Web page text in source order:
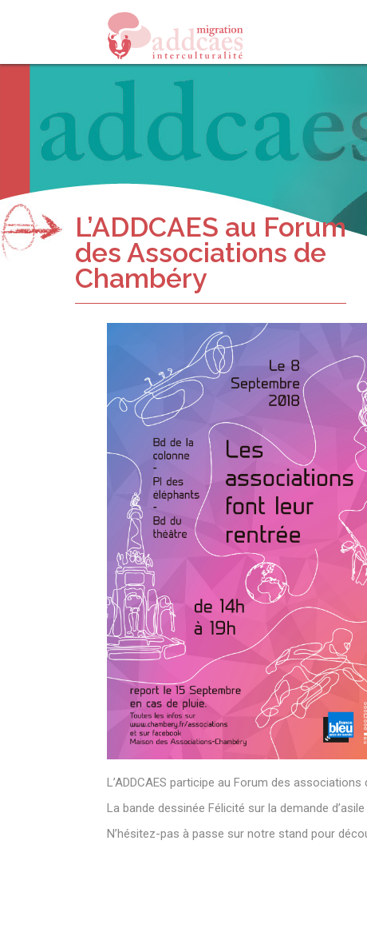
L’ADDCAES au Forum
des Associations de
Chambéry
L’ADDCAES participe au Forum des
La bande dessinée Félicité sur la demande
N’hésitez-pas à passe sur notre stand pour